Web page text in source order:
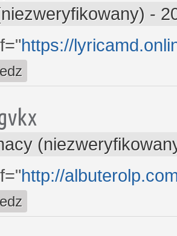
-
https://
http://